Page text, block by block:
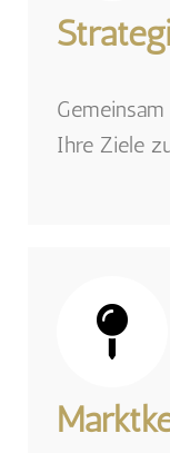
Ihre Ziele